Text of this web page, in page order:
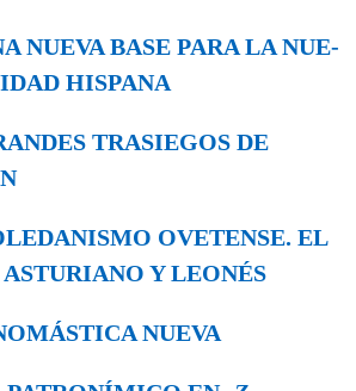
NUEVA BASE PARA LA NUE­
HISPANA
TRASIEGOS DE
OVETENSE. EL
Y LEONÉS
NUEVA